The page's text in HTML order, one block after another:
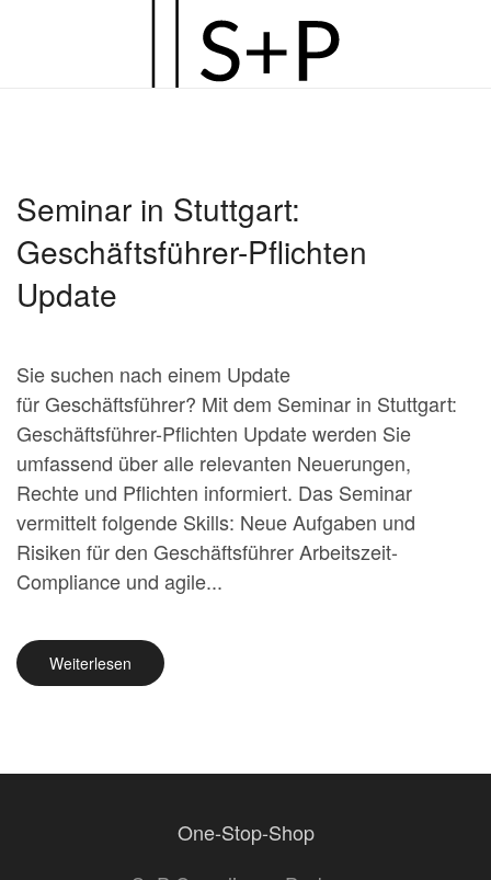
Seminar in Stuttgart:
Geschäftsführer-Pflichten
Update
Sie suchen nach einem Update
für Geschäftsführer? Mit dem Seminar in Stuttgart:
Geschäftsführer-Pflichten Update werden Sie
umfassend über alle relevanten Neuerungen,
Rechte und Pflichten informiert. Das Seminar
vermittelt folgende Skills: Neue Aufgaben und
Risiken für den Geschäftsführer Arbeitszeit-
Compliance und agile...
Weiterlesen
One-Stop-Shop